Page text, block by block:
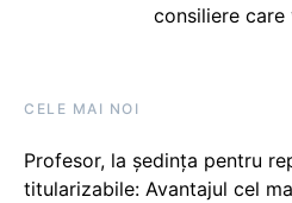
consiliere
CELE MAI NOI
Profesor, la ședința pentru
titularizabile: Avantajul cel